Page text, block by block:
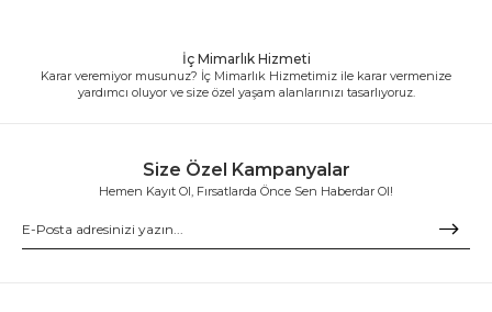
İç Mimarlık Hizmeti
Karar veremiyor musunuz? İç Mimarlık Hizmetimiz ile karar vermenize
yardımcı oluyor ve size özel yaşam alanlarınızı tasarlıyoruz.
Size Özel Kampanyalar
Hemen Kayıt Ol, Fırsatlarda Önce Sen Haberdar Ol!